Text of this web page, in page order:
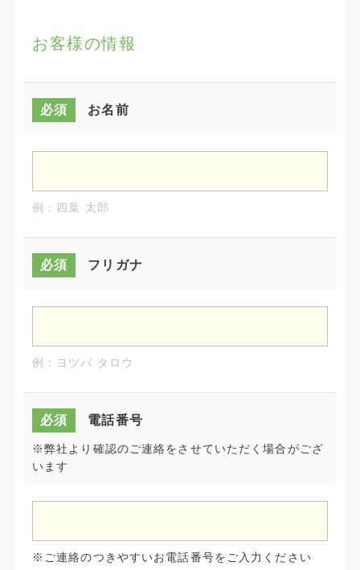
お客様の情報
必須 お名前
例：四葉 太郎
必須 フリガナ
例：ヨツバ タロウ
必須 電話番号
※弊社より確認のご連絡をさせていただく場合がござ
います
※ご連絡のつきやすいお電話番号をご入力ください